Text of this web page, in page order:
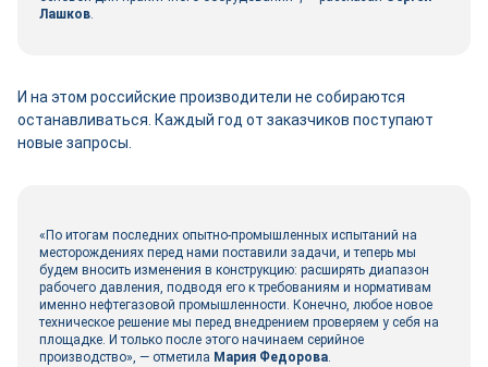
Лашков.
И на этом российские производители не собираются
останавливаться. Каждый год от заказчиков поступают
новые запросы.
«По итогам последних опытно-промышленных испытаний на
месторождениях перед нами поставили задачи, и теперь мы
будем вносить изменения в конструкцию: расширять диапазон
рабочего давления, подводя его к требованиям и нормативам
именно нефтегазовой промышленности. Конечно, любое новое
техническое решение мы перед внедрением проверяем у себя на
площадке. И только после этого начинаем серийное
производство», ― отметила Мария Федорова.